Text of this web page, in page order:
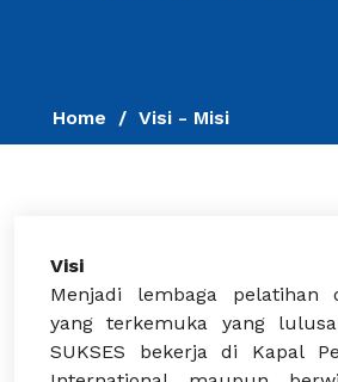
Home Visi - Misi
Visi
Menjadi lembaga pelatihan
yang terkemuka yang
SUKSES bekerja di Kapal